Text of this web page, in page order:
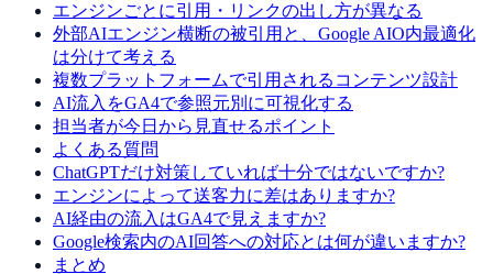
エンジンごとに引用・リンクの出し方が異なる
外部AIエンジン横断の被引用と、Google AIO内最適化
は分けて考える
複数プラットフォームで引用されるコンテンツ設計
AI流入をGA4で参照元別に可視化する
担当者が今日から見直せるポイント
よくある質問
ChatGPTだけ対策していれば十分ではないですか?
エンジンによって送客力に差はありますか?
AI経由の流入はGA4で見えますか?
Google検索内のAI回答への対応とは何が違いますか?
まとめ